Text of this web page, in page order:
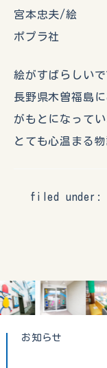
宮本忠夫/絵
ポプラ社
絵がすばらしい
長野県木曽福島
がもとになって
とても心温まる物
filed under:
お知らせ